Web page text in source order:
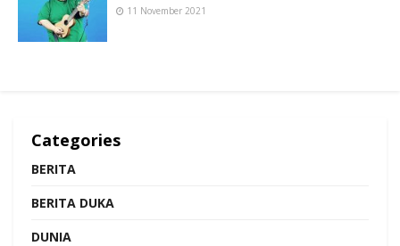
11 November 2021
Categories
BERITA
BERITA DUKA
DUNIA